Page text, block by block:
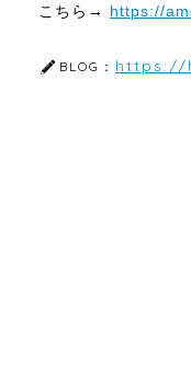
こちら→
https://
BLOG： https://